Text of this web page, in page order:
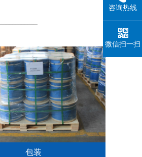
包装
咨询热线
微信扫一扫